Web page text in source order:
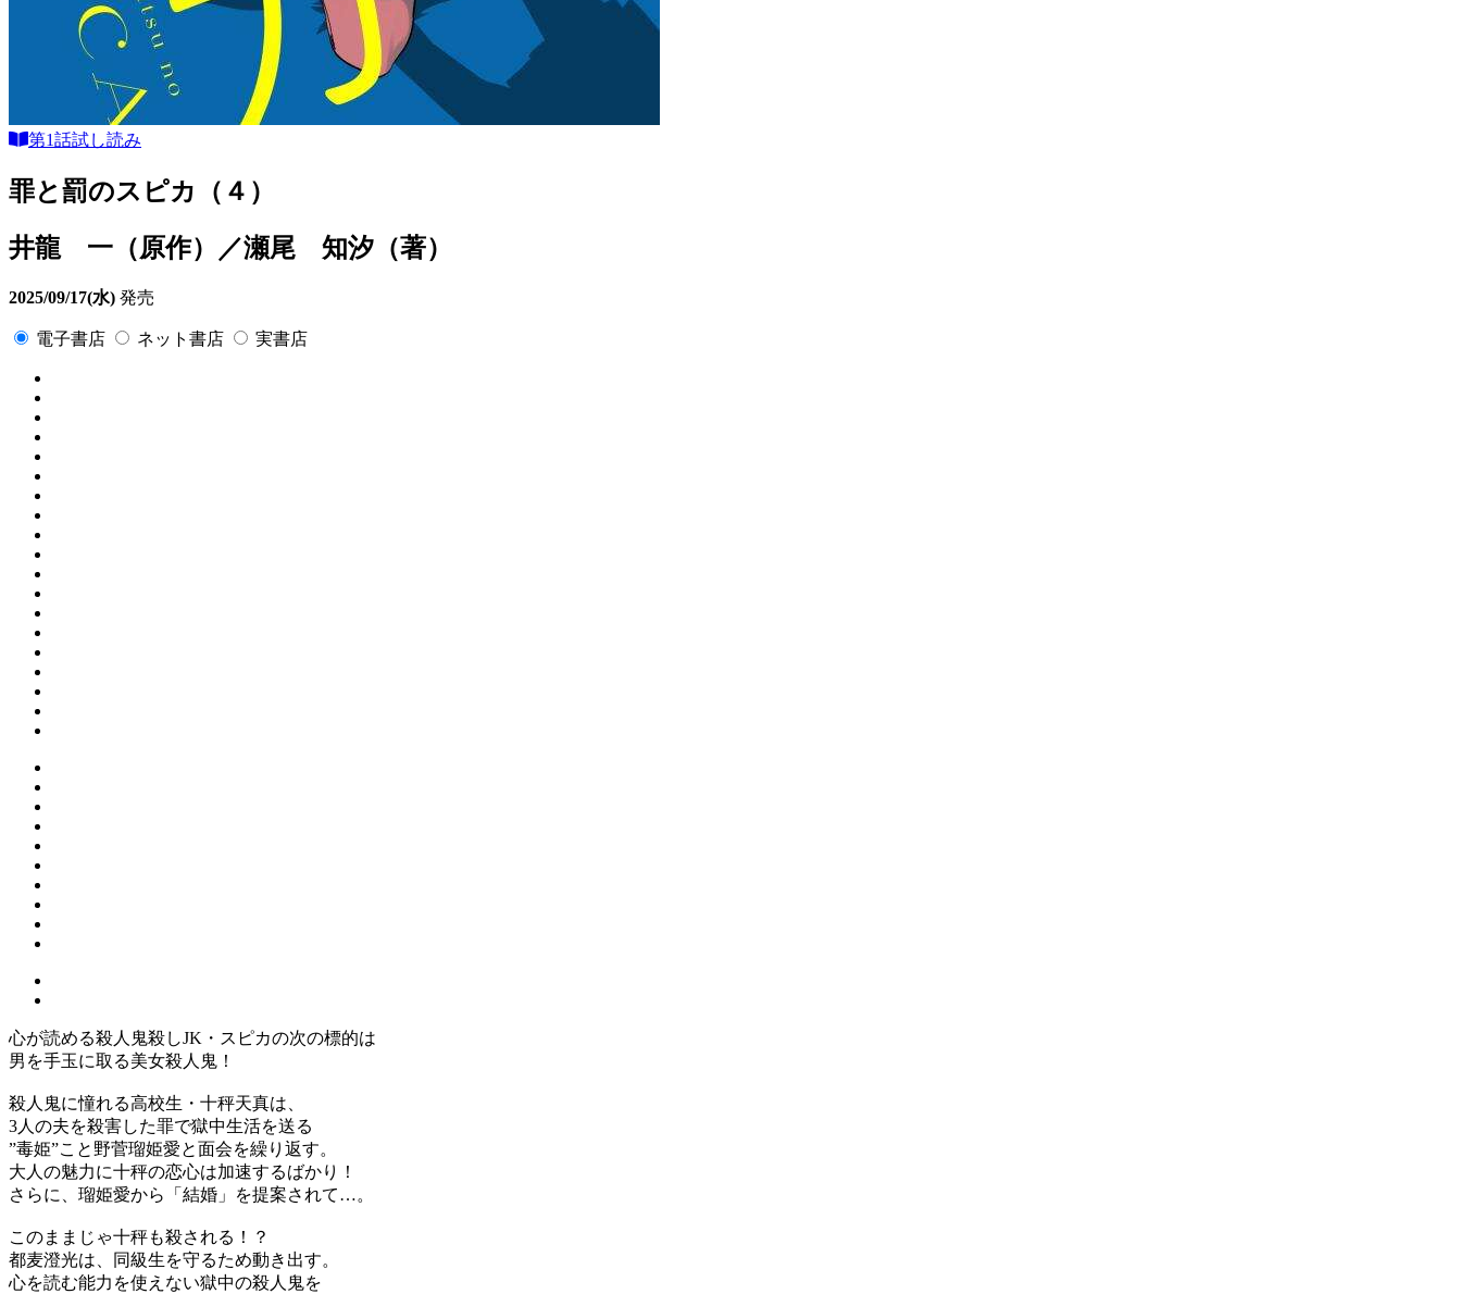
第1話試し読み
罪と罰のスピカ（４）
井龍 一（原作）／瀬尾 知汐（著）
2025/09/17(水) 発売
電子書店 ネット書店 実書店
心が読める殺人鬼殺しJK・スピカの次の標的は
男を手玉に取る美女殺人鬼！
殺人鬼に憧れる高校生・十秤天真は、
3人の夫を殺害した罪で獄中生活を送る
”毒姫”こと野菅瑠姫愛と面会を繰り返す。
大人の魅力に十秤の恋心は加速するばかり！
さらに、瑠姫愛から「結婚」を提案されて…。
このままじゃ十秤も殺される！？
都麦澄光は、同級生を守るため動き出す。
心を読む能力を使えない獄中の殺人鬼を